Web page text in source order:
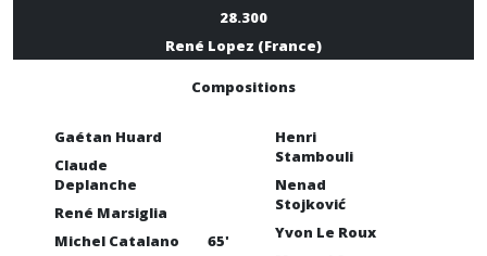
28.300
René Lopez (France)
Compositions
Gaétan Huard
Claude
Deplanche
René Marsiglia
Michel Catalano
65'
Henri
Stambouli
Nenad
Stojković
Yvon Le Roux